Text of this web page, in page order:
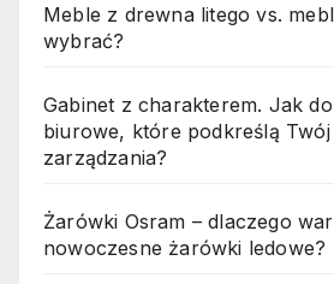
Meble z drewna litego vs.
wybrać?
Gabinet z charakterem. Jak
biurowe, które podkreślą
zarządzania?
Żarówki Osram – dlaczego
nowoczesne żarówki ledowe?